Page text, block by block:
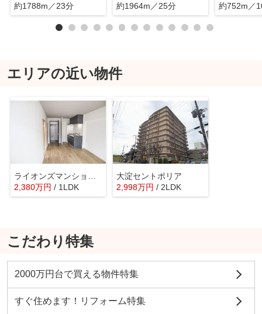
約1788m／23分
約1964m／25分
約752m／
エリアの近い物件
ライオンズマンション中之島公園北
2,380万円 / 1LDK
大淀セントポリア
2,998万円 / 2LDK
こだわり特集
2000万円台で買える物件特集
すぐ住めます！リフォーム特集